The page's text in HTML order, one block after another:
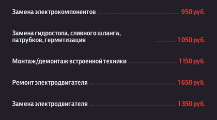
Замена электрокомпонентов 950 руб.
Замена гидростопа, сливного шланга,
патрубков, герметизация
1 050 руб.
Монтаж/демонтаж встроенной техники 1 150 руб.
Ремонт электродвигателя 1 650 руб.
Замена электродвигателя 1 350 руб.